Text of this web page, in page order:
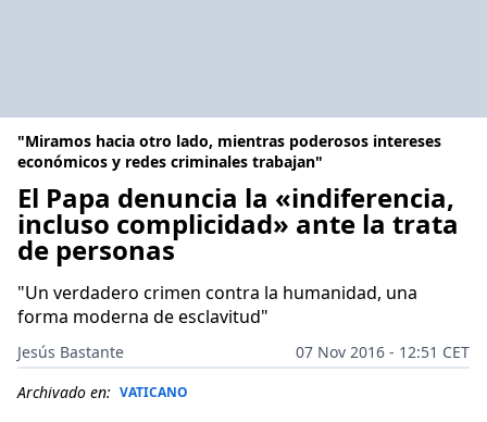
"Miramos hacia otro lado, mientras poderosos intereses
económicos y redes criminales trabajan"
El Papa denuncia la «indiferencia,
incluso complicidad» ante la trata
de personas
"Un verdadero crimen contra la humanidad, una
forma moderna de esclavitud"
Jesús Bastante
07 Nov 2016 - 12:51 CET
Archivado en: VATICANO